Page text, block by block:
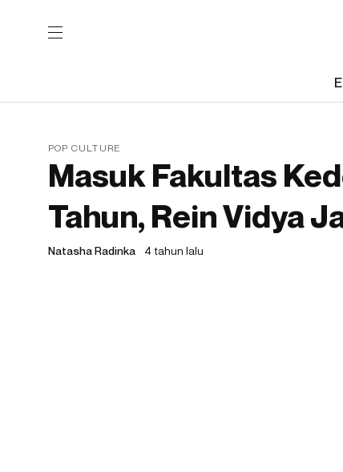
POP CULTURE
Masuk Fakultas
Tahun, Rein Vidya
Natasha Radinka 4 tahun lalu